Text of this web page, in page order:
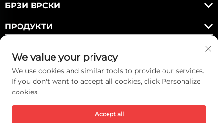
БРЗИ ВРСКИ
ПРОДУКТИ
Следете ни
Ауторско право © 2025 Kaiwei Intelligent Technology (Shanghai) Co.,
We value your privacy
We use cookies and similar tools to provide our services.
If you don't want to accept all cookies, click Personalize
cookies.
Accept all